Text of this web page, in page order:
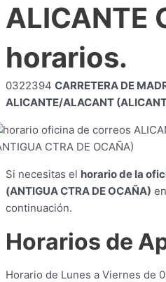
ALICANTE
horarios.
0322394 CARRETERA DE
ALICANTE/ALACANT
Si necesitas el horario de la
(ANTIGUA CTRA DE OCAÑA) en
continuación.
Horarios de
Horario de Lunes a Viernes de